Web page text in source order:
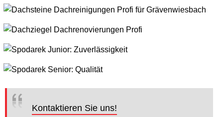
Kontaktieren Sie uns!